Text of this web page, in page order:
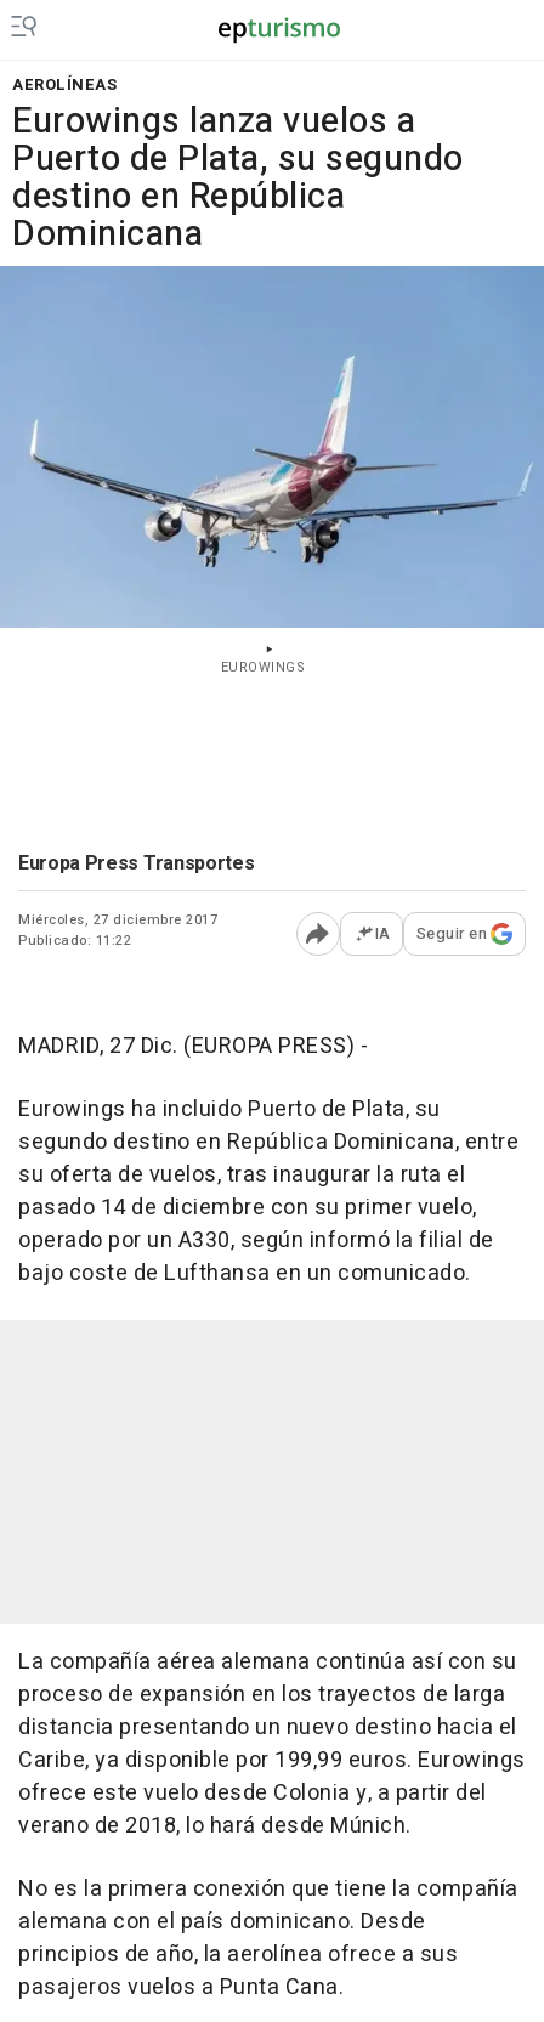
AEROLÍNEAS
Eurowings lanza vuelos a
Puerto de Plata, su segundo
destino en República
Dominicana
EUROWINGS
Europa Press Transportes
Miércoles, 27 diciembre 2017
Publicado: 11:22
Abrir opciones para
IA Seguir en
MADRID, 27 Dic. (EUROPA PRESS) -
Eurowings ha incluido Puerto de Plata, su
segundo destino en República Dominicana, entre
su oferta de vuelos, tras inaugurar la ruta el
pasado 14 de diciembre con su primer vuelo,
operado por un A330, según informó la filial de
bajo coste de Lufthansa en un comunicado.
La compañía aérea alemana continúa así con su
proceso de expansión en los trayectos de larga
distancia presentando un nuevo destino hacia el
Caribe, ya disponible por 199,99 euros. Eurowings
ofrece este vuelo desde Colonia y, a partir del
verano de 2018, lo hará desde Múnich.
No es la primera conexión que tiene la compañía
alemana con el país dominicano. Desde
principios de año, la aerolínea ofrece a sus
pasajeros vuelos a Punta Cana.